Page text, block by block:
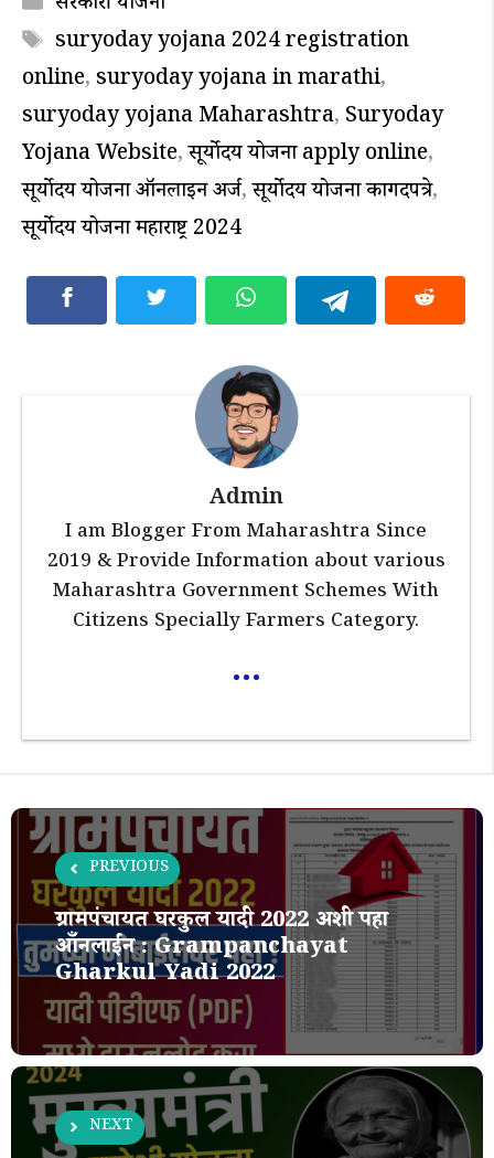
Tags
suryoday yojana 2024 registration
online, suryoday yojana in marathi,
suryoday yojana Maharashtra, Suryoday
Yojana Website,सूर्योदय योजना apply online,
सूर्योदय योजना ऑनलाइन अर्ज,सूर्योदय योजना कागदपत्रे,
सूर्योदय योजना महाराष्ट्र 2024
Admin
I am Blogger From Maharashtra Since
2019 & Provide Information about various
Maharashtra Government Schemes With
Citizens Specially Farmers Category.
...
PREVIOUS
ग्रामपंचायत घरकुल यादी 2022 अशी पहा
आँनलाईन : Grampanchayat
Gharkul Yadi 2022
NEXT